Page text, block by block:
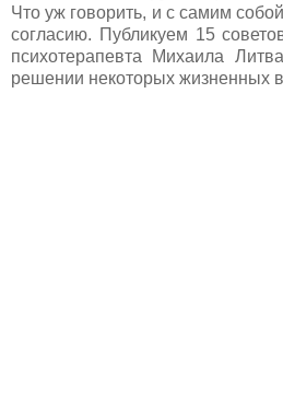
Что уж говорить, и с самим
согласию. Публикуем 15
психотерапевта Михаила
решении некоторых жизненных